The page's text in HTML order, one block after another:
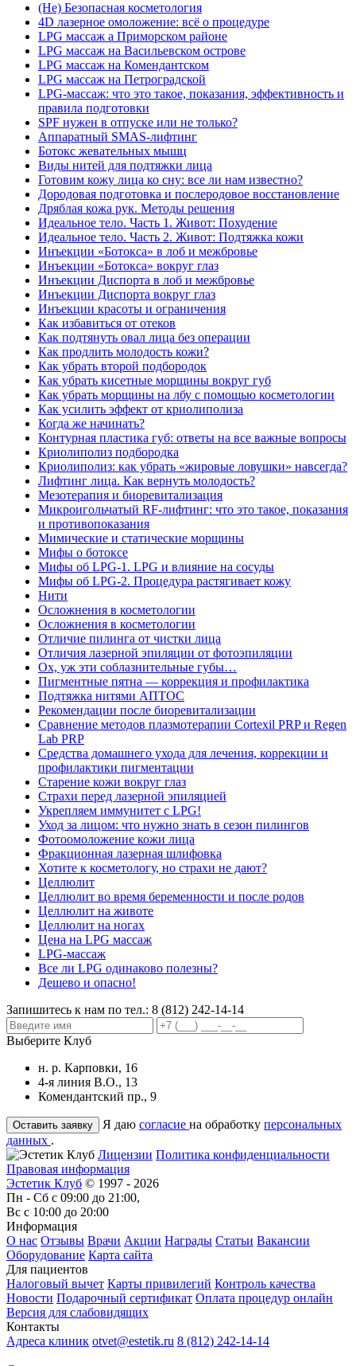
(Не) Безопасная косметология
4D лазерное омоложение: всё о процедуре
LPG массаж а Приморском районе
LPG массаж на Васильевском острове
LPG массаж на Комендантском
LPG массаж на Петроградской
LPG-массаж: что это такое, показания, эффективность и
правила подготовки
SPF нужен в отпуске или не только?
Аппаратный SMAS-лифтинг
Ботокс жевательных мышц
Виды нитей для подтяжки лица
Готовим кожу лица ко сну: все ли нам известно?
Дородовая подготовка и послеродовое восстановление
Дряблая кожа рук. Методы решения
Идеальное тело. Часть 1. Живот: Похудение
Идеальное тело. Часть 2. Живот: Подтяжка кожи
Инъекции «Ботокса» в лоб и межбровье
Инъекции «Ботокса» вокруг глаз
Инъекции Диспорта в лоб и межбровье
Инъекции Диспорта вокруг глаз
Инъекции красоты и ограничения
Как избавиться от отеков
Как подтянуть овал лица без операции
Как продлить молодость кожи?
Как убрать второй подбородок
Как убрать кисетные морщины вокруг губ
Как убрать морщины на лбу с помощью косметологии
Как усилить эффект от криолиполиза
Когда же начинать?
Контурная пластика губ: ответы на все важные вопросы
Криолиполиз подбородка
Криолиполиз: как убрать «жировые ловушки» навсегда?
Лифтинг лица. Как вернуть молодость?
Мезотерапия и биоревитализация
Микроигольчатый RF-лифтинг: что это такое, показания
и противопоказания
Мимические и статические морщины
Мифы о ботоксе
Мифы об LPG-1. LPG и влияние на сосуды
Мифы об LPG-2. Процедура растягивает кожу
Нити
Осложнения в косметологии
Осложнения в косметологии
Отличие пилинга от чистки лица
Отличия лазерной эпиляции от фотоэпиляции
Ох, уж эти соблазнительные губы…
Пигментные пятна — коррекция и профилактика
Подтяжка нитями АПТОС
Рекомендации после биоревитализации
Сравнение методов плазмотерапии Cortexil PRP и Regen
Lab PRP
Средства домашнего ухода для лечения, коррекции и
профилактики пигментации
Старение кожи вокруг глаз
Страхи перед лазерной эпиляцией
Укрепляем иммунитет с LPG!
Уход за лицом: что нужно знать в сезон пилингов
Фотоомоложение кожи лица
Фракционная лазерная шлифовка
Хотите к косметологу, но страхи не дают?
Целлюлит
Целлюлит во время беременности и после родов
Целлюлит на животе
Целлюлит на ногах
Цена на LPG массаж
LPG-массаж
Все ли LPG одинаково полезны?
Дешево и опасно!
Запишитесь к нам по тел.: 8 (812) 242-14-14
Выберите Клуб
н. р. Карповки, 16
4-я линия В.О., 13
Комендантский пр., 9
Я даю согласие на обработку персональных
данных .
Лицензии Политика конфиденциальности
Правовая информация
Эстетик Клуб © 1997 - 2026
Пн - Сб с 09:00 до 21:00,
Вс с 10:00 до 20:00
Информация
О нас Отзывы Врачи Акции Награды Статьи Вакансии
Оборудование Карта сайта
Для пациентов
Налоговый вычет Карты привилегий Контроль качества
Новости Подарочный сертификат Оплата процедур онлайн
Версия для слабовидящих
Контакты
Адреса клиник otvet@estetik.ru 8 (812) 242-14-14